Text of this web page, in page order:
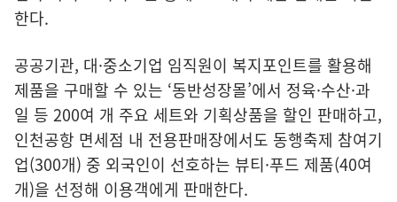
한다.
공공기관, 대·중소기업 임직원이 복지포인트를 활용해
제품을 구매할 수 있는 ‘동반성장몰’에서 정육·수산·과
일 등 200여 개 주요 세트와 기획상품을 할인 판매하고,
인천공항 면세점 내 전용판매장에서도 동행축제 참여기
업(300개) 중 외국인이 선호하는 뷰티·푸드 제품(40여
개)을 선정해 이용객에게 판매한다.